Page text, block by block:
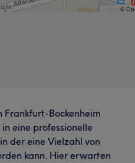
Frankfurt-Bockenheim
eine professionelle
der eine Vielzahl von
kann. Hier erwarten